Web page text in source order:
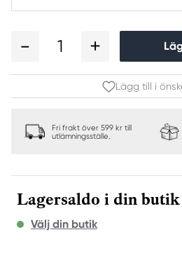
1
Lägg till i
Fri frakt över 599 kr till
utlämningsställe.
Lagersaldo i din butik
Välj din butik